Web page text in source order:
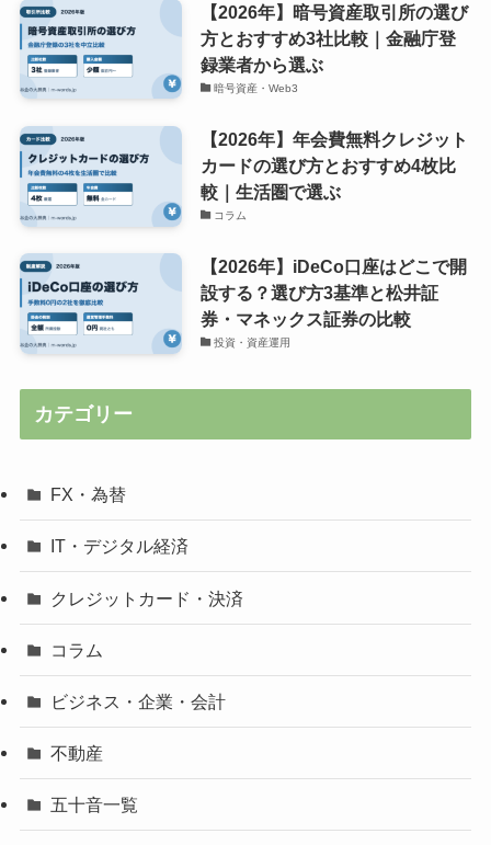
【2026年】暗号資産取引所の選び
方とおすすめ3社比較｜金融庁登
録業者から選ぶ
暗号資産・Web3
【2026年】年会費無料クレジット
カードの選び方とおすすめ4枚比
較｜生活圏で選ぶ
コラム
【2026年】iDeCo口座はどこで開
設する？選び方3基準と松井証
券・マネックス証券の比較
投資・資産運用
カテゴリー
FX・為替
IT・デジタル経済
クレジットカード・決済
コラム
ビジネス・企業・会計
不動産
五十音一覧